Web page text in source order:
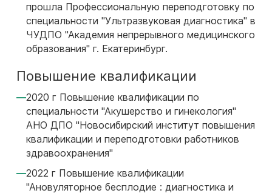
прошла Профессиональную переподготовку по
специальности "Ультразвуковая диагностика" в
ЧУДПО "Академия непрерывного медицинского
образования" г. Екатеринбург.
Повышение квалификации
2020 г Повышение квалификации по
специальности "Акушерство и гинекология"
АНО ДПО "Новосибирский институт повышения
квалификации и переподготовки работников
здравоохранения"
2022 г Повышение квалификации
"Ановуляторное бесплодие : диагностика и